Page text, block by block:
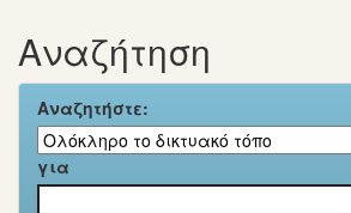
Αναζήτηση
Αναζητήστε:
για